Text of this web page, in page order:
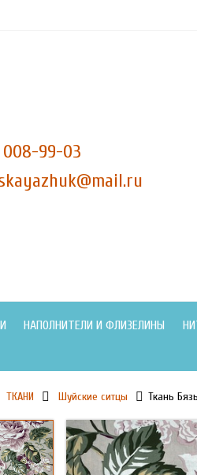
008-99-03
НАПОЛНИТЕЛИ И ФЛИЗЕЛИНЫ
ТКАНИ Шуйские ситцы Ткань